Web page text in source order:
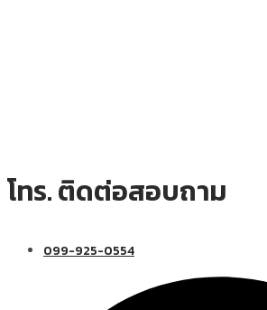
โทร. ติดต่อสอบถาม
099-925-0554